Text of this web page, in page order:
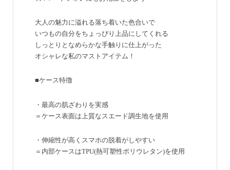
大人の魅力に溢れる落ち着いた色合いで
いつもの自分をちょっぴり上品にしてくれる
しっとりとなめらかな手触りに仕上がった
オシャレな私のマストアイテム！
■ケース特徴
・最高の肌ざわりを実感
＝ケース表面は上質なスエード調生地を使用
・伸縮性が高くスマホの脱着がしやすい
＝内部ケースはTPU(熱可塑性ポリウレタン)を使用